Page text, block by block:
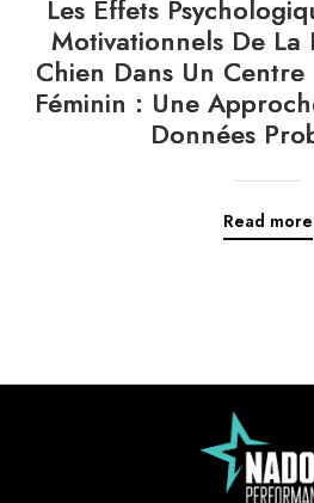
Les Effets
Motivationnels De La
Chien Dans Un Centre
Féminin : Une
Données
Read more